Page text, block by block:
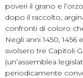
poveri il grano e
dopo il raccolto,
confronti di coloro
Negli anni 1450, 1456
svolsero tre Capitoli
(un’assemblea
periodicamente